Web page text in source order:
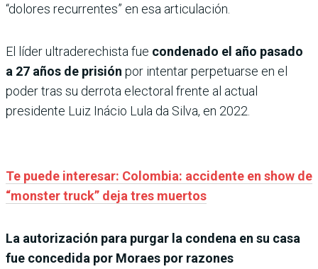
“dolores recurrentes” en esa articulación.
El líder ultraderechista fue condenado el año pasado
a 27 años de prisión por intentar perpetuarse en el
poder tras su derrota electoral frente al actual
presidente Luiz Inácio Lula da Silva, en 2022.
Te puede interesar: Colombia: accidente en show de
“monster truck” deja tres muertos
La autorización para purgar la condena en su casa
fue concedida por Moraes por razones